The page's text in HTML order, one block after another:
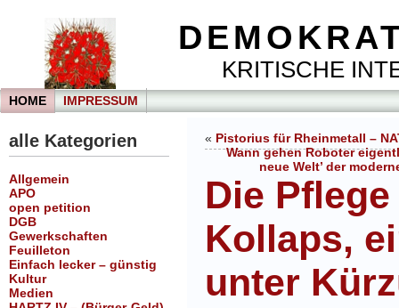
KRITISCHE
HOME IMPRESSUM
alle Kategorien
Allgemein
APO
open petition
DGB
Gewerkschaften
Feuilleton
Einfach lecker – günstig
Kultur
Medien
« Pistorius für Rheinmetall –
Wann gehen Roboter
neue Welt’ der
Die
Kollaps,
unter